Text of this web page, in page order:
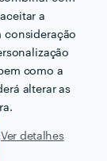
a
consideração
como a
alterar as
Ver detalhes
teve
evento.
muito